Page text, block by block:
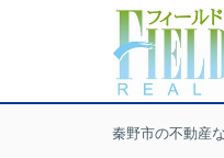
秦野市の不動産